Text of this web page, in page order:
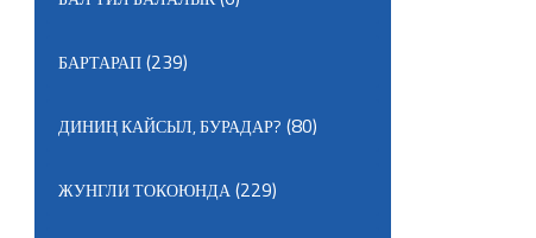
БАРТАРАП(239)
ДИНИҢ КАЙСЫЛ, БУРАДАР? (80)
ЖУНГЛИ ТОКОЮНДА(229)